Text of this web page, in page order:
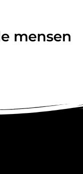
mensen